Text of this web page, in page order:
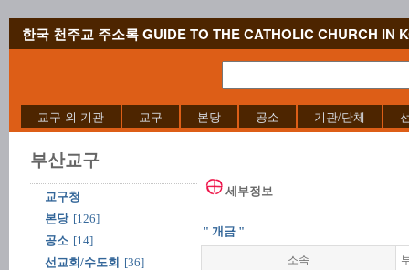
한국 천주교 주소록 GUIDE TO THE CATHOLIC CHURCH IN
교구 외 기관 교구 본당 공소 기관/단체
부산교구
교구청
본당 [126]
공소 [14]
선교회/수도회 [36]
세부정보
" 개금 "
소속